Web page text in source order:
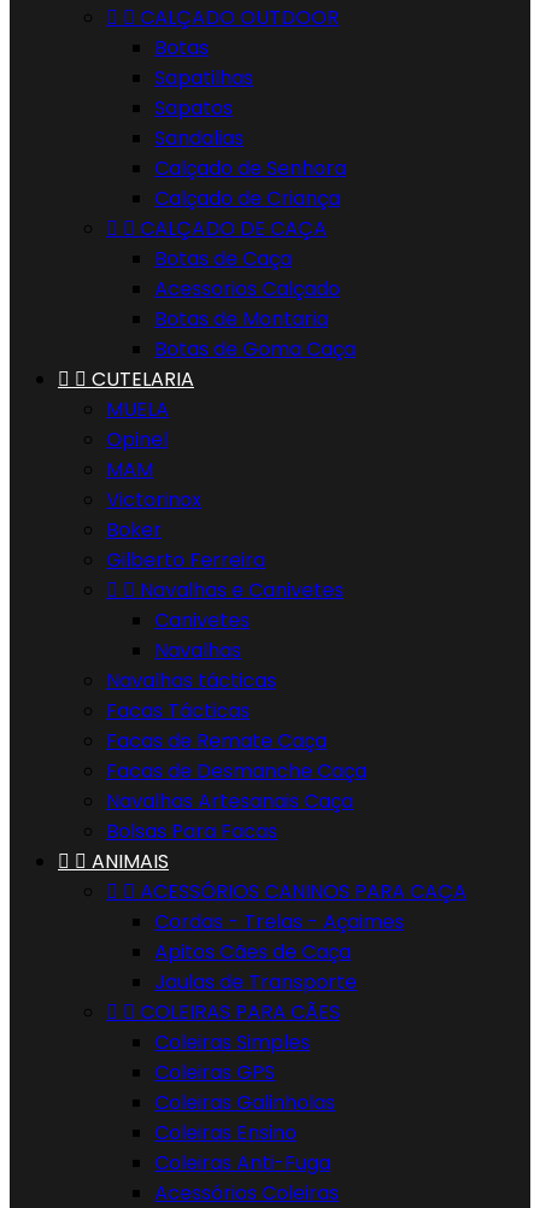
  CALÇADO OUTDOOR
Botas
Sapatilhas
Sapatos
Sandalias
Calçado de Senhora
Calçado de Criança
  CALÇADO DE CAÇA
Botas de Caça
Acessorios Calçado
Botas de Montaria
Botas de Goma Caça
  CUTELARIA
MUELA
Opinel
MAM
Victorinox
Boker
Gilberto Ferreira
  Navalhas e Canivetes
Canivetes
Navalhas
Navalhas tácticas
Facas Tácticas
Facas de Remate Caça
Facas de Desmanche Caça
Navalhas Artesanais Caça
Bolsas Para Facas
  ANIMAIS
  ACESSÓRIOS CANINOS PARA CAÇA
Cordas - Trelas - Açaimes
Apitos Cães de Caça
Jaulas de Transporte
  COLEIRAS PARA CÃES
Coleiras Simples
Coleiras GPS
Coleiras Galinholas
Coleiras Ensino
Coleiras Anti-Fuga
Acessórios Coleiras